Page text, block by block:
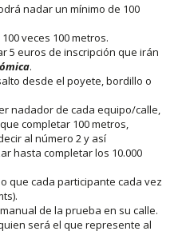
nadar un mínimo de 100
veces 100 metros.
5 euros de inscripción que irán
.
desde el poyete, bordillo o
nadador de cada equipo/calle,
completar 100 metros,
al número 2 y así
hasta completar los 10.000
que cada participante cada vez
de la prueba en su calle.
será el que represente al